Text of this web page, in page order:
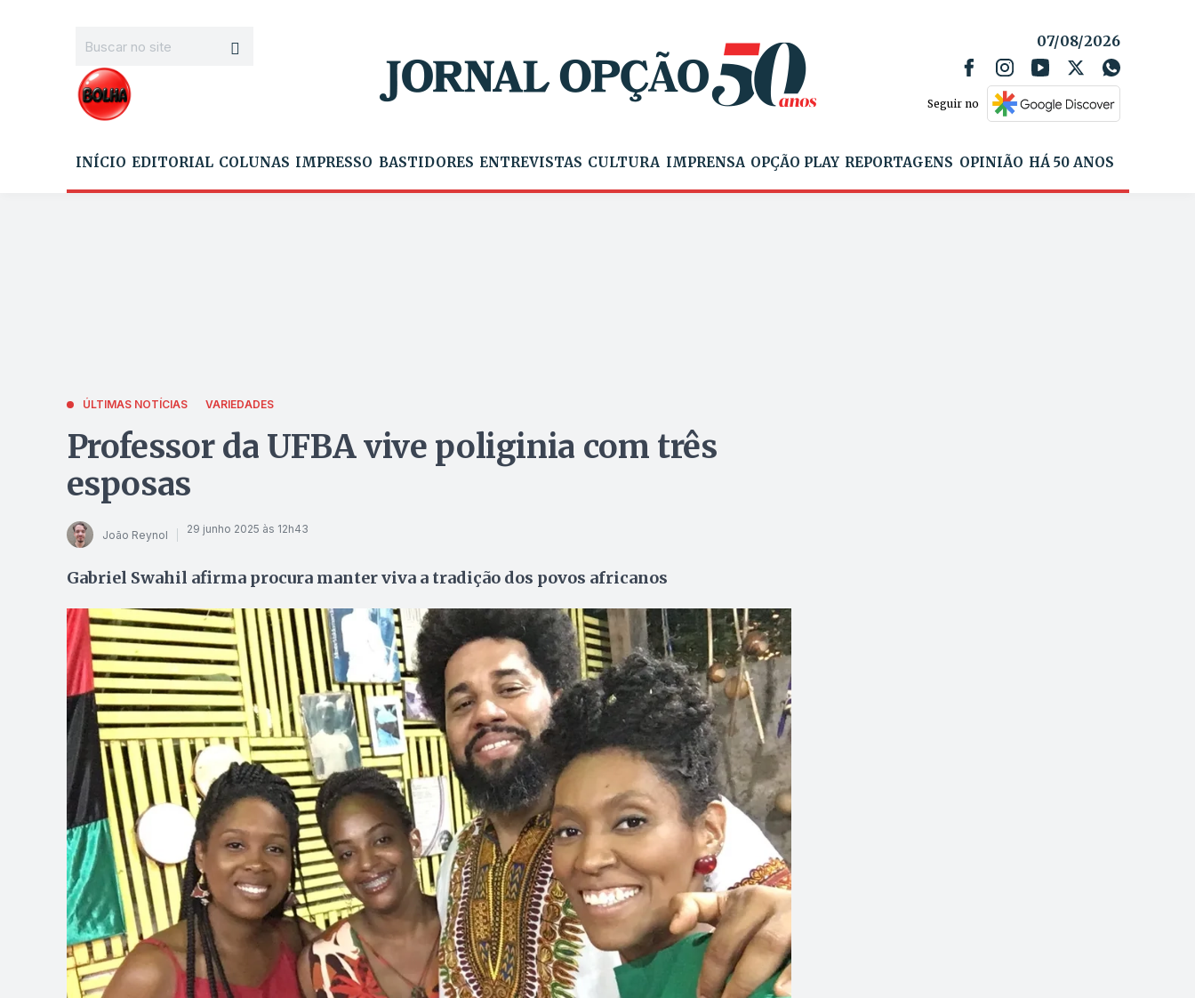
07/08/2026
Seguir no
INÍCIO EDITORIAL COLUNAS IMPRESSO BASTIDORES ENTREVISTAS CULTURA IMPRENSA OPÇÃO PLAY REPORTAGENS OPINIÃO HÁ 50 ANOS
ÚLTIMAS NOTÍCIAS VARIEDADES
Professor da UFBA vive poliginia com três
esposas
João Reynol 29 junho 2025 às 12h43
Gabriel Swahil afirma procura manter viva a tradição dos povos africanos